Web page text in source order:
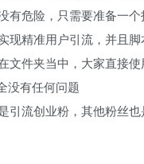
有危险，只需要准备一个
现精准用户引流，并且
文件夹当中，大家直接使
没有任何问题
引流创业粉，其他粉丝